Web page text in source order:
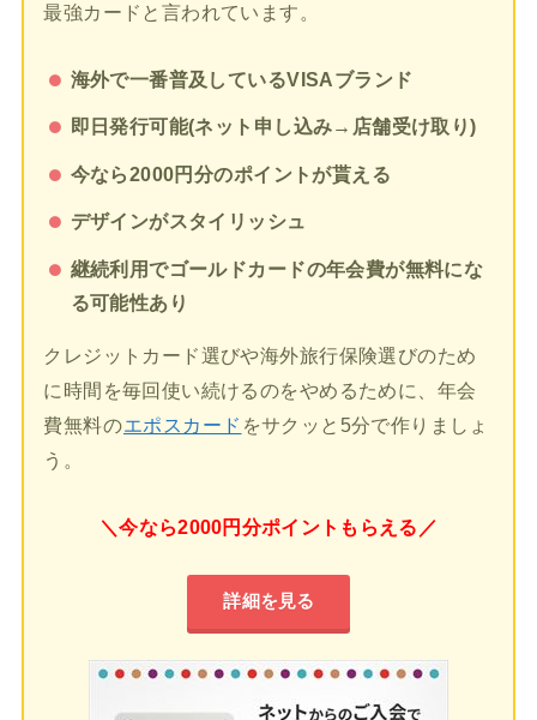
最強カードと言われています。
海外で一番普及しているVISAブランド
即日発行可能(ネット申し込み→店舗受け取り)
今なら2000円分のポイントが貰える
デザインがスタイリッシュ
継続利用でゴールドカードの年会費が無料にな
る可能性あり
クレジットカード選びや海外旅行保険選びのため
に時間を毎回使い続けるのをやめるために、年会
費無料のエポスカード をサクッと5分で作りましょ
う。
＼今なら2000円分ポイントもらえる／
詳細を見る